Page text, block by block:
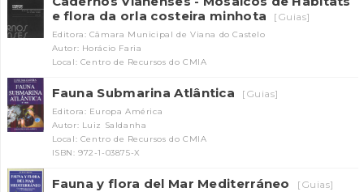
e flora da orla costeira minhota
[Guias]
Editora: Câmara Municipal de Viana do Castelo
Autor: Horácio Faria
Local: Centro de Recursos do CMIA
Fauna Submarina Atlântica [Guias]
Editora: Europa América
Autor: Luiz Saldanha
Local: Centro de Recursos do CMIA
ISBN: 972-1-03875-X
Fauna y flora del Mar Mediterráneo [Guias]